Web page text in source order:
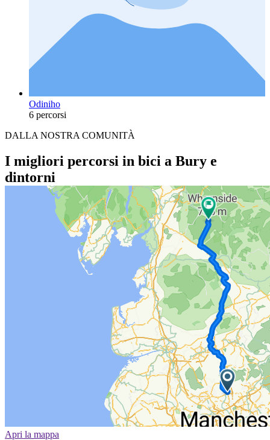
Odiniho
6 percorsi
DALLA NOSTRA COMUNITÀ
I migliori percorsi in bici a Bury e
dintorni
Apri la mappa